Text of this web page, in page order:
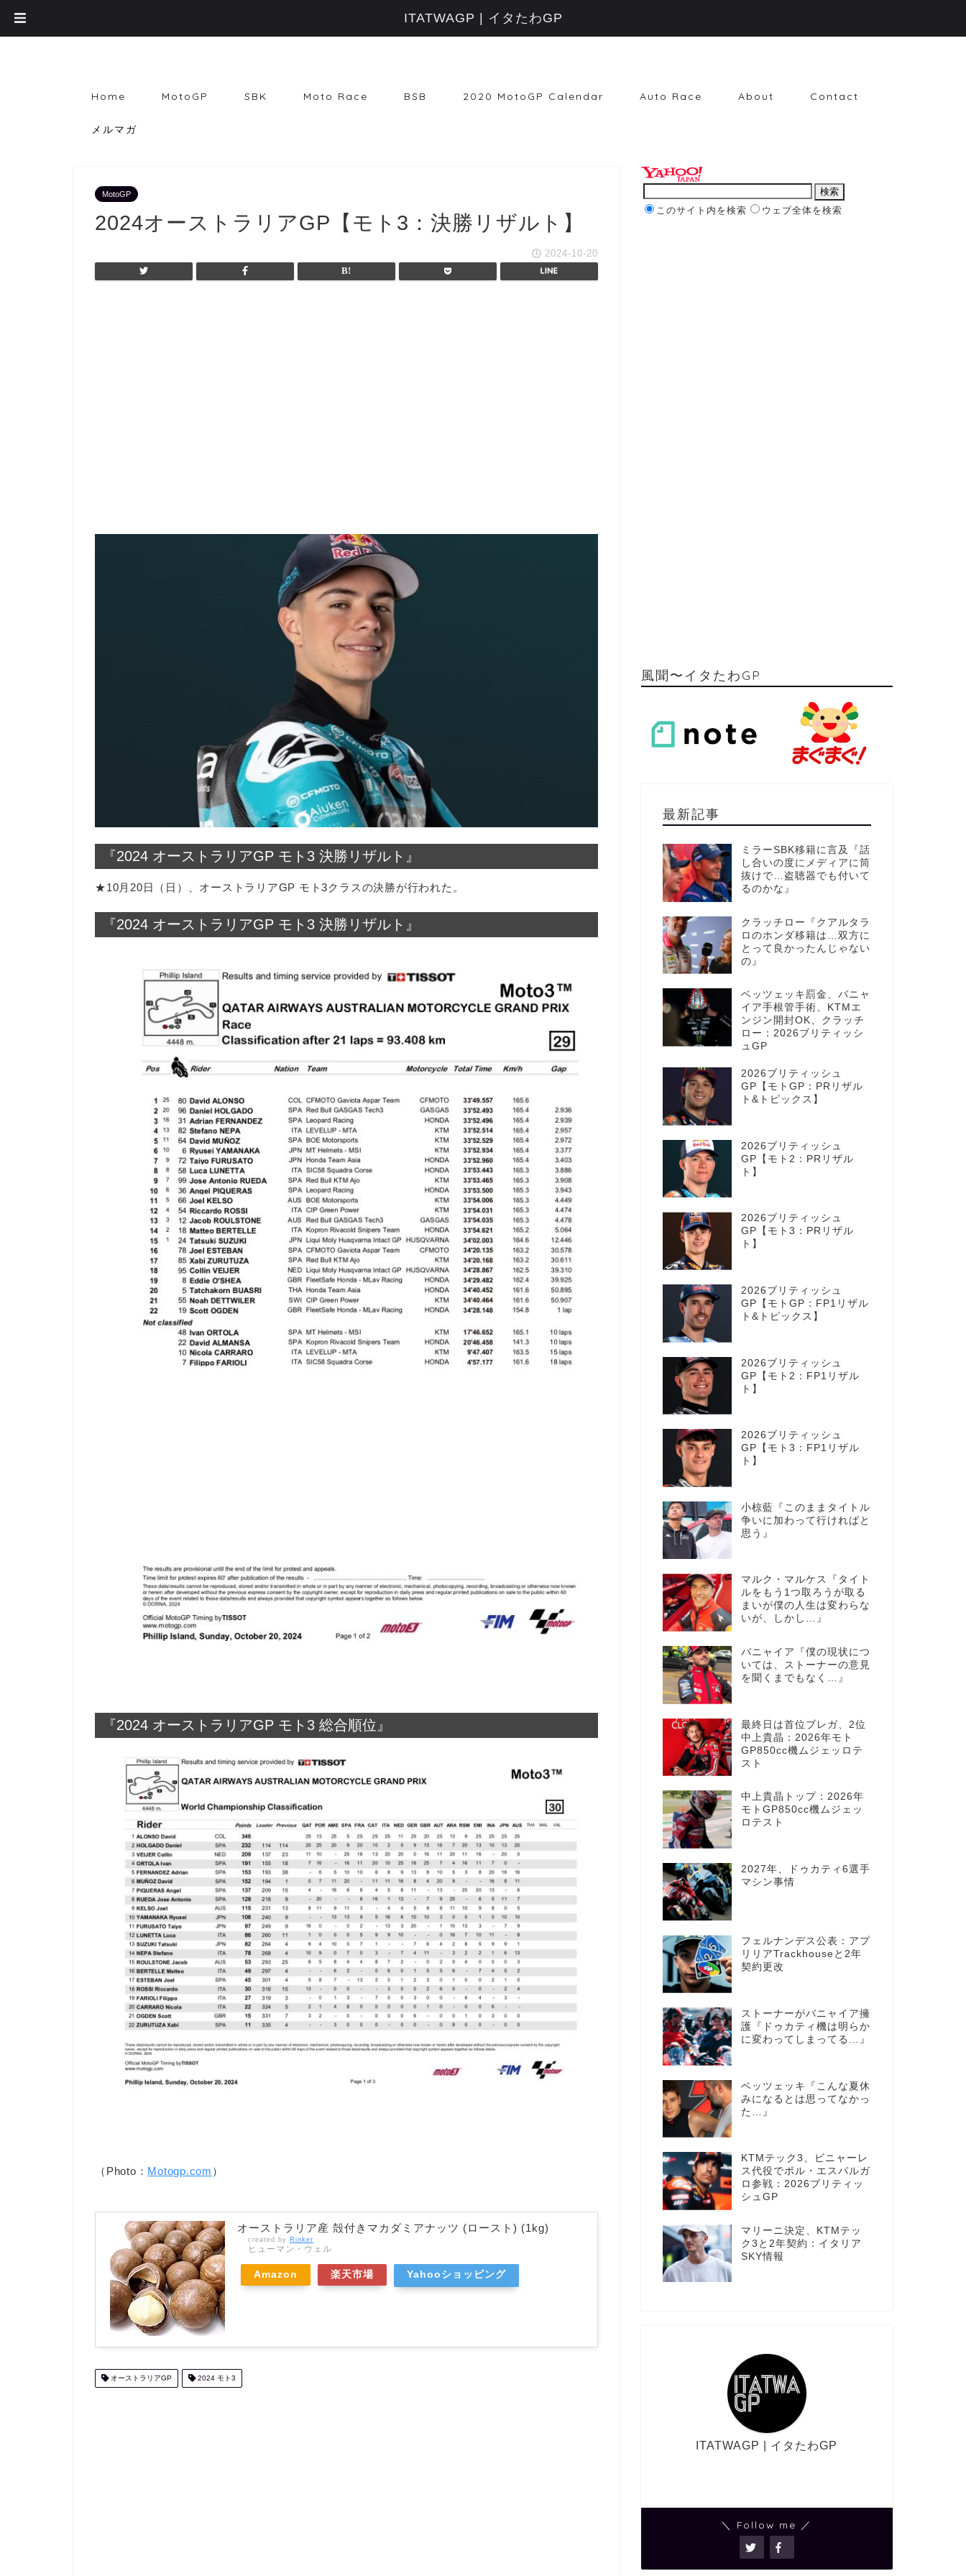
Home MotoGP SBK Moto Race BSB 2020 MotoGP Calendar Auto Race About Contact
メルマガ
MotoGP
2024オーストラリアGP【モト3：決勝リザルト】
2024-10-20
『2024 オーストラリアGP モト3 決勝リザルト』
★10月20日（日）、オーストラリアGP モト3クラスの決勝が行われた。
『2024 オーストラリアGP モト3 決勝リザルト』
『2024 オーストラリアGP モト3 総合順位』
（Photo： Motogp.com ）
オーストラリア産 殻付きマカダミアナッツ (ロースト) (1kg)
created by Rinker
ヒューマン・ウェル
Amazon 楽天市場 Yahooショッピング
オーストラリアGP 2024 モト3
このサイト内を検索 ウェブ全体を検索
風聞〜イタたわGP
最新記事
ミラーSBK移籍に言及『話
し合いの度にメディアに筒
抜けで…盗聴器でも付いて
るのかな』
クラッチロー『クアルタラ
ロのホンダ移籍は…双方に
とって良かったんじゃない
の』
ベッツェッキ罰金、バニャ
イア手根管手術、KTMエ
ンジン開封OK、クラッチ
ロー：2026ブリティッシ
ュGP
2026ブリティッシュ
GP【モトGP：PRリザル
ト&トピックス】
2026ブリティッシュ
GP【モト2：PRリザル
ト】
2026ブリティッシュ
GP【モト3：PRリザル
ト】
2026ブリティッシュ
GP【モトGP：FP1リザル
ト&トピックス】
2026ブリティッシュ
GP【モト2：FP1リザル
ト】
2026ブリティッシュ
GP【モト3：FP1リザル
ト】
小椋藍『このままタイトル
争いに加わって行ければと
思う』
マルク・マルケス『タイト
ルをもう1つ取ろうが取る
まいが僕の人生は変わらな
いが、しかし…』
バニャイア『僕の現状につ
いては、ストーナーの意見
を聞くまでもなく…』
最終日は首位ブレガ、2位
中上貴晶：2026年モト
GP850cc機ムジェッロテ
スト
中上貴晶トップ：2026年
モトGP850cc機ムジェッ
ロテスト
2027年、ドゥカティ6選手
マシン事情
フェルナンデス公表：アプ
リリアTrackhouseと2年
契約更改
ストーナーがバニャイア擁
護『ドゥカティ機は明らか
に変わってしまってる…』
ベッツェッキ『こんな夏休
みになるとは思ってなかっ
た…』
KTMテック3、ビニャーレ
ス代役でポル・エスパルガ
ロ参戦：2026ブリティッ
シュGP
マリーニ決定、KTMテッ
ク3と2年契約：イタリア
SKY情報
ITATWAGP | イタたわGP
＼ Follow me ／
ITATWAGP | イタたわGP